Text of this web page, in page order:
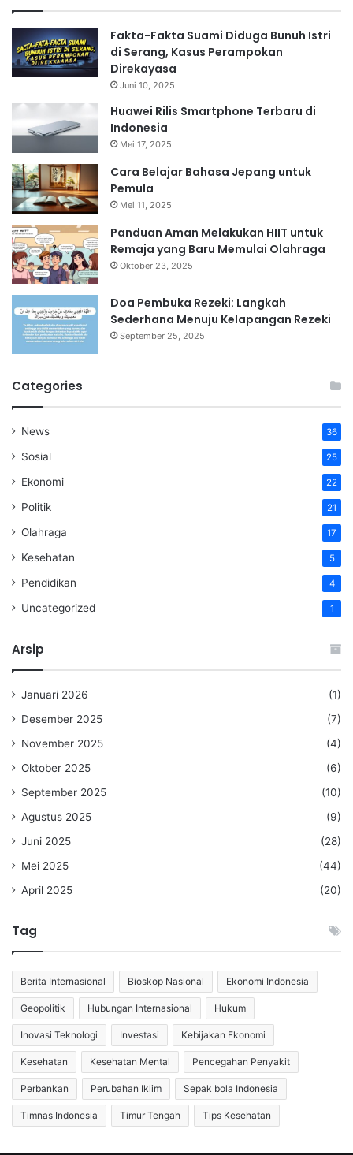
Fakta-Fakta Suami Diduga Bunuh Istri
di Serang, Kasus Perampokan
Direkayasa
Juni 10, 2025
Huawei Rilis Smartphone Terbaru di
Indonesia
Mei 17, 2025
Cara Belajar Bahasa Jepang untuk
Pemula
Mei 11, 2025
Panduan Aman Melakukan HIIT untuk
Remaja yang Baru Memulai Olahraga
Oktober 23, 2025
Doa Pembuka Rezeki: Langkah
Sederhana Menuju Kelapangan Rezeki
September 25, 2025
Categories
News 36
Sosial 25
Ekonomi 22
Politik 21
Olahraga 17
Kesehatan 5
Pendidikan 4
Uncategorized 1
Arsip
Januari 2026
(1)
Desember 2025
(7)
November 2025
(4)
Oktober 2025
(6)
September 2025
(10)
Agustus 2025
(9)
Juni 2025
(28)
Mei 2025
(44)
April 2025
(20)
Tag
Berita Internasional Bioskop Nasional Ekonomi Indonesia
Geopolitik Hubungan Internasional Hukum
Inovasi Teknologi Investasi Kebijakan Ekonomi
Kesehatan Kesehatan Mental Pencegahan Penyakit
Perbankan Perubahan Iklim Sepak bola Indonesia
Timnas Indonesia Timur Tengah Tips Kesehatan